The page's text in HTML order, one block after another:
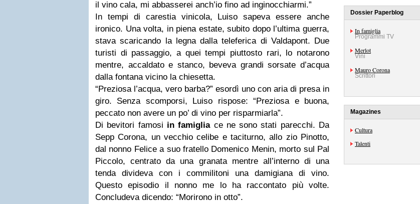
il vino cala, mi abbasserei anch’io fino ad inginocchiarmi.”
In tempi di carestia vinicola, Luiso sapeva essere anche
ironico. Una volta, in piena estate, subito dopo l’ultima guerra,
stava scaricando la legna dalla teleferica di Valdapont. Due
turisti di passaggio, a quei tempi piuttosto rari, lo notarono
mentre, accaldato e stanco, beveva grandi sorsate d’acqua
dalla fontana vicino la chiesetta.
“Preziosa l’acqua, vero barba?” esordì uno con aria di presa in
giro. Senza scomporsi, Luiso rispose: “Preziosa e buona,
peccato non avere un po’ di vino per risparmiarla”.
Di bevitori famosi in famigliace ne sono stati parecchi. Da
Sepp Corona, un vecchio celibe e taciturno, allo zio Pinotto,
dal nonno Felice a suo fratello Domenico Menin, morto sul Pal
Piccolo, centrato da una granata mentre all’interno di una
tenda divideva con i commilitoni una damigiana di vino.
Questo episodio il nonno me lo ha raccontato più volte.
Concludeva dicendo: “Morirono in otto”.
Dossier Paperblog
In famiglia
Programmi TV
Merlot
Vini
Mauro Corona
Scrittori
Magazines
Cultura
Talenti